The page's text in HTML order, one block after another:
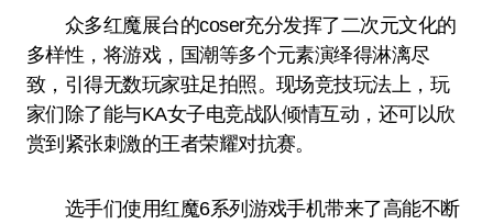
众多红魔展台的coser充分发挥了二次元文化的
多样性，将游戏，国潮等多个元素演绎得淋漓尽
致，引得无数玩家驻足拍照。现场竞技玩法上，玩
家们除了能与KA女子电竞战队倾情互动，还可以欣
赏到紧张刺激的王者荣耀对抗赛。
选手们使用红魔6系列游戏手机带来了高能不断